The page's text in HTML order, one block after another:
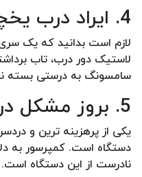
4. ایراد درب یخچال ساید بای ساید سامسونگ
لازم است بدانید که یک
لاستیک دور درب، تاب
سامسونگ به درستی بسته
5. بروز مشکل در کمپرسور یخچال ساید بای ساید سامسونگ
یکی از پرهزینه ترین و
دستگاه است. کمپرسور به
نادرست از این دستگاه